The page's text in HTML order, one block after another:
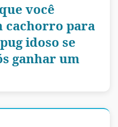
você
cachorro para
idoso se
ganhar um